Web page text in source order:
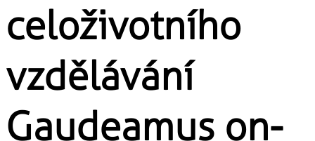
celoživotního
vzdělávání
Gaudeamus on-